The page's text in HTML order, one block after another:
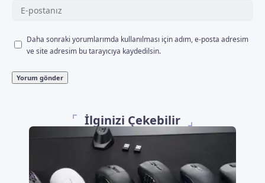
Daha sonraki yorumlarımda kullanılması için adım, e-posta adresim
ve site adresim bu tarayıcıya kaydedilsin.
İlginizi Çekebilir